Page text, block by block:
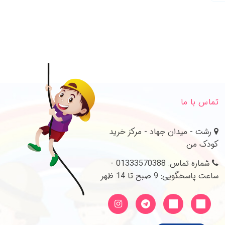
تماس با ما
رشت - میدان جهاد - مرکز خرید
کودک من
شماره تماس: 01333570388 -
ساعت پاسخگویی: 9 صبح تا 14 ظهر